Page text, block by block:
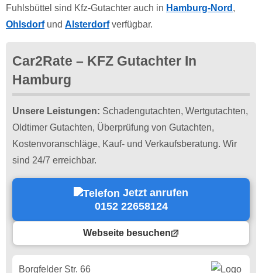
Fuhlsbüttel sind Kfz-Gutachter auch in Hamburg-Nord ,
Ohlsdorfund Alsterdorfverfügbar.
Car2Rate – KFZ Gutachter In
Hamburg
Unsere Leistungen: Schadengutachten, Wertgutachten,
Oldtimer Gutachten, Überprüfung von Gutachten,
Kostenvoranschläge, Kauf- und Verkaufsberatung. Wir
sind 24/7 erreichbar.
Jetzt anrufen
0152 22658124
Webseite besuchen
Borgfelder Str. 66